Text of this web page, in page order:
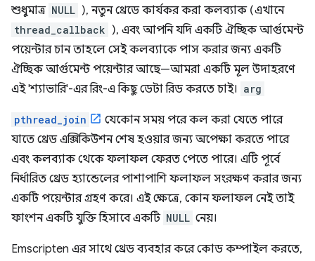
শুধুমাত্র NULL ), নতুন থ্রেডে কার্যকর করা কলব্যাক (এখানে
thread_callback ), এবং আপনি যদি একটি ঐচ্ছিক আর্গুমেন্ট
পয়েন্টার চান তাহলে সেই কলব্যাকে পাস করার জন্য একটি
ঐচ্ছিক আর্গুমেন্ট পয়েন্টার আছে—আমরা একটি মূল উদাহরণে
এই 'শ্যাভারি'-এর রিং-এ কিছু ডেটা রিড করতে চাই। arg
pthread_join
যেকোন সময় পরে কল করা যেতে পারে
যাতে থ্রেড এক্সিকিউশন শেষ হওয়ার জন্য অপেক্ষা করতে পারে
এবং কলব্যাক থেকে ফলাফল ফেরত পেতে পারে। এটি পূর্বে
নির্ধারিত থ্রেড হ্যান্ডেলের পাশাপাশি ফলাফল সংরক্ষণ করার জন্য
একটি পয়েন্টার গ্রহণ করে। এই ক্ষেত্রে, কোন ফলাফল নেই তাই
ফাংশন একটি যুক্তি হিসাবে একটি NULL নেয়।
Emscripten এর সাথে থ্রেড ব্যবহার করে কোড কম্পাইল করতে,